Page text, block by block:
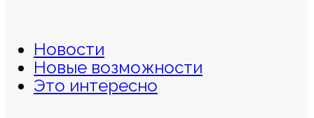
Новости
Новые возможности
Это интересно